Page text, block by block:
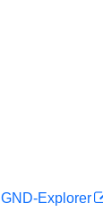
GND-Explorer